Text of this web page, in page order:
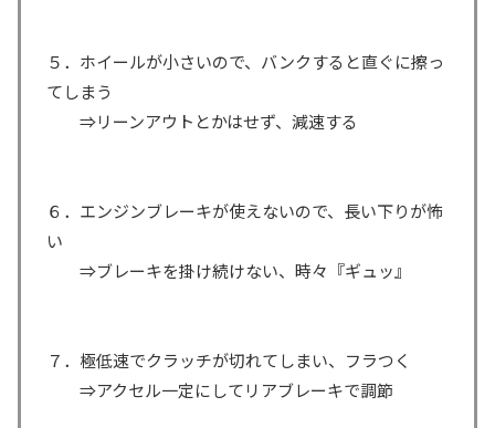
５．ホイールが小さいので、バンクすると直ぐに擦っ
てしまう
⇒リーンアウトとかはせず、減速する
６．エンジンブレーキが使えないので、長い下りが怖
い
⇒ブレーキを掛け続けない、時々『ギュッ』
７．極低速でクラッチが切れてしまい、フラつく
⇒アクセル一定にしてリアブレーキで調節